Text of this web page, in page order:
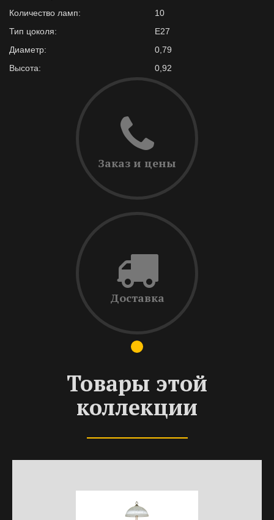
Количество ламп:
10
Тип цоколя:
E27
Диаметр:
0,79
Высота:
0,92
Заказ и цены
Доставка
Товары этой
коллекции